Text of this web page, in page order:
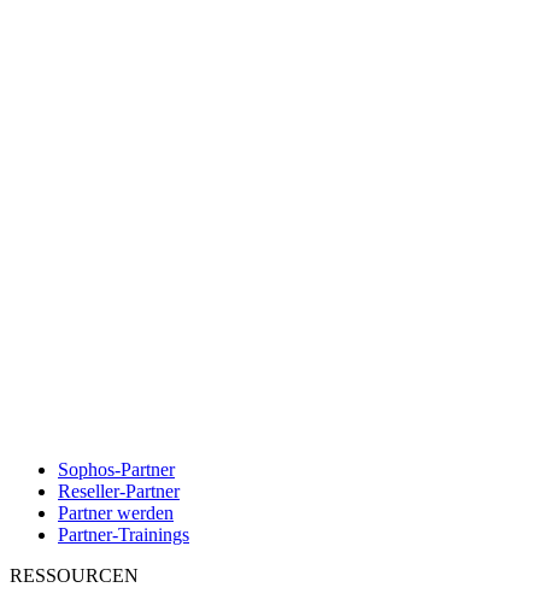
Sophos-Partner
Reseller-Partner
Partner werden
Partner-Trainings
RESSOURCEN